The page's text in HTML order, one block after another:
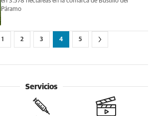
Páramo
1 2 3 4 5
Servicios